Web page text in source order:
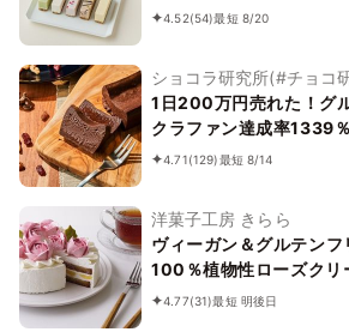
《ヴィーガンスイーツ
4.52(54)最短 8/20
ショコラ研究所(#チョコ
1日200万円売れた！グ
クラファン達成率1339
ショコラ誕生日プレゼン
4.71(129)最短 8/14
洋菓子工房 きらら
ヴィーガン＆グルテンフ
100％植物性ローズクリ
キ 5号 15cm《ヴィーガ
4.77(31)最短 明後日